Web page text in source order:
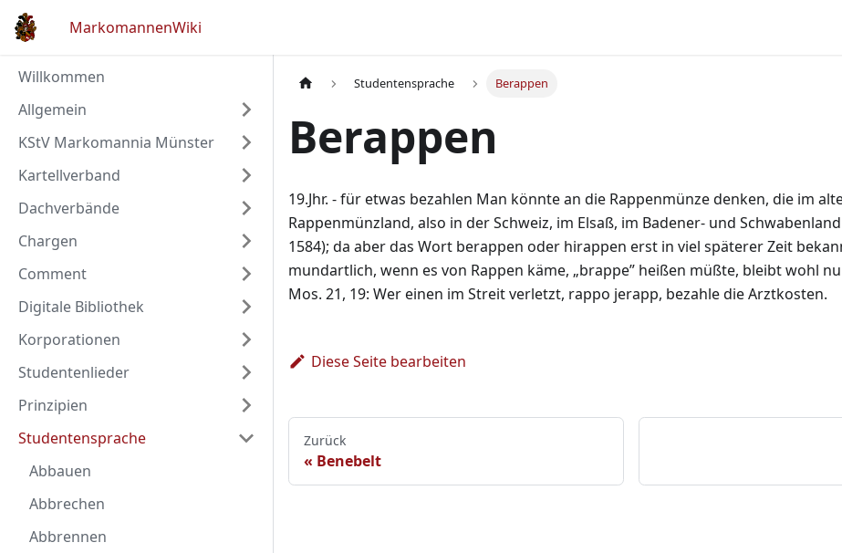
MarkomannenWiki
Willkommen
Allgemein
KStV Markomannia Münster
Kartellverband
Dachverbände
Chargen
Comment
Digitale Bibliothek
Korporationen
Studentenlieder
Prinzipien
Studentensprache
Abbauen
Abbrechen
Abbrennen
Studentensprache Berappen
Berappen
19.Jhr. - für etwas bezahlen Man könnte an die Rappenmünze denken, die im
Rappenmünzland, also in der Schweiz, im Elsaß, im Badener- und
1584); da aber das Wort berappen oder hirappen erst in viel späterer Zeit
mundartlich, wenn es von Rappen käme, „brappe” heißen müßte, bleibt wohl
Mos. 21, 19: Wer einen im Streit verletzt, rappo jerapp, bezahle die Arztkosten.
Diese Seite bearbeiten
Zurück
Benebelt